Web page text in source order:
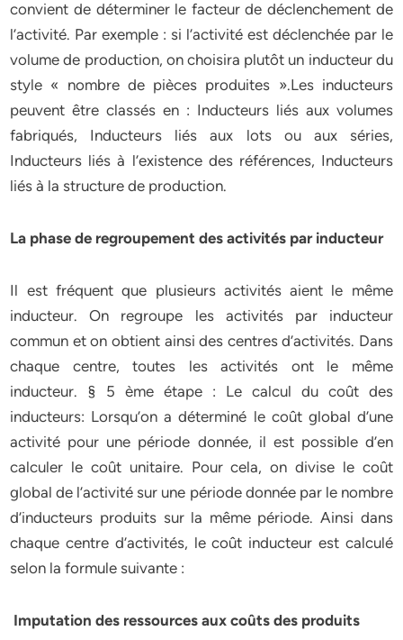
convient de déterminer le facteur de déclenchement de
l’activité. Par exemple : si l’activité est déclenchée par le
volume de production, on choisira plutôt un inducteur du
style « nombre de pièces produites ».Les inducteurs
peuvent être classés en : Inducteurs liés aux volumes
fabriqués, Inducteurs liés aux lots ou aux séries,
Inducteurs liés à l’existence des références, Inducteurs
liés à la structure de production.
La phase de regroupement des activités par inducteur
Il est fréquent que plusieurs activités aient le même
inducteur. On regroupe les activités par inducteur
commun et on obtient ainsi des centres d’activités. Dans
chaque centre, toutes les activités ont le même
inducteur. § 5 ème étape : Le calcul du coût des
inducteurs: Lorsqu’on a déterminé le coût global d’une
activité pour une période donnée, il est possible d’en
calculer le coût unitaire. Pour cela, on divise le coût
global de l’activité sur une période donnée par le nombre
d’inducteurs produits sur la même période. Ainsi dans
chaque centre d’activités, le coût inducteur est calculé
selon la formule suivante :
Imputation des ressources aux coûts des produits